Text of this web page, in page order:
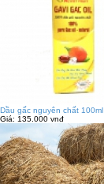
Dầu gấc nguyên chất 100ml
Giá: 135.000 vnđ